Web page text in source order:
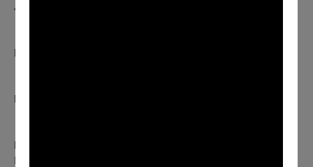
Jeux d’eau
Prélude
Pavane pour une infante défunte
Le tombeau de Couperin
I. Prélude